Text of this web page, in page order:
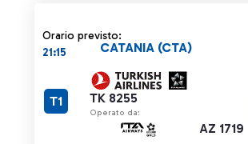
Orario previsto:
21:15
TK 8255
Operato da:
AZ 1719
CATANIA (CTA)
T1